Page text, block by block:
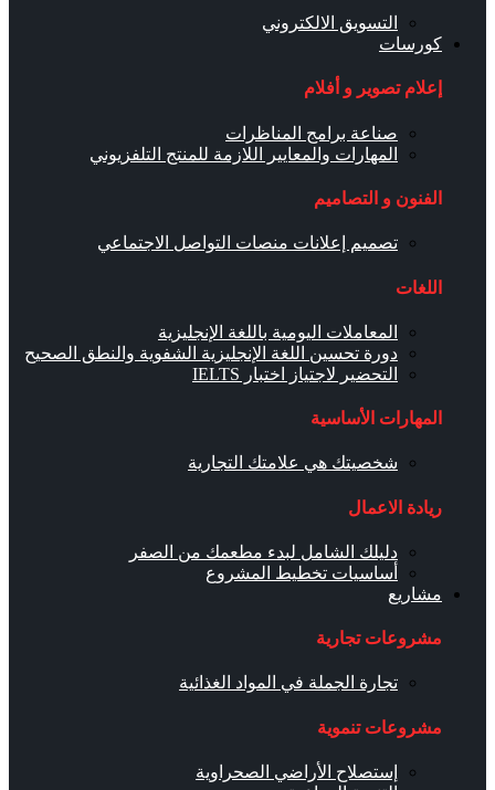
التسويق الالكتروني
كورسات
إعلام تصوير و أفلام
صناعة برامج المناظرات
المهارات والمعايير اللازمة للمنتج التلفزيوني
الفنون و التصاميم
تصميم إعلانات منصات التواصل الاجتماعي
اللغات
المعاملات اليومية باللغة الإنجليزية
دورة تحسين اللغة الإنجليزية الشفوية والنطق الصحيح
التحضير لاجتياز اختبار IELTS
المهارات الأساسية
شخصيتك هي علامتك التجارية
ريادة الاعمال
دليلك الشامل لبدء مطعمك من الصفر
أساسيات تخطيط المشروع
مشاريع
مشروعات تجارية
تجارة الجملة في المواد الغذائية
مشروعات تنموية
إستصلاح الأراضي الصحراوية